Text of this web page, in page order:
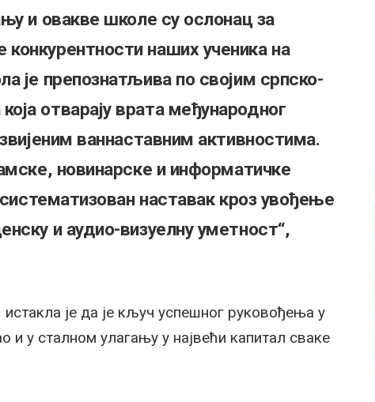
и овакве школе су ослонац за
наших ученика на
је препознатљива по својим српско-
отварају врата међународног
ваннаставним активностима.
новинарске и информатичке
наставак кроз увођење
и аудио-визуелну уметност“,
је да је кључ успешног руковођења у
и у сталном улагању у највећи капитал сваке